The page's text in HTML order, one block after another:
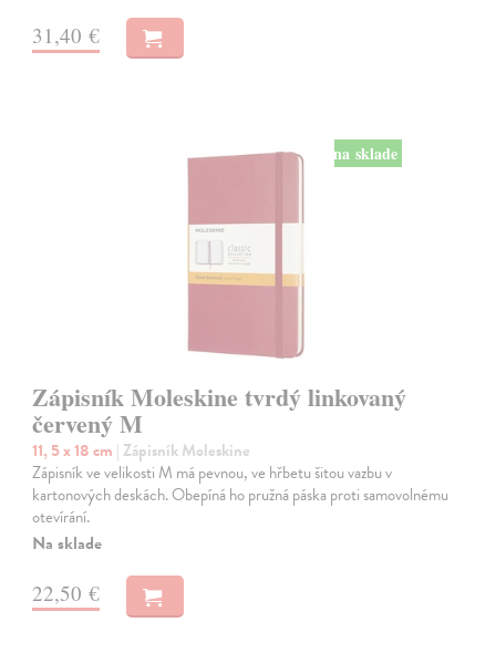
31,40 €
na sklade
Zápisník Moleskine tvrdý linkovaný
červený M
11, 5 x 18 cm | Zápisník Moleskine
Zápisník ve velikosti M má pevnou, ve hřbetu šitou vazbu v
kartonových deskách. Obepíná ho pružná páska proti samovolnému
otevírání.
Na sklade
22,50 €